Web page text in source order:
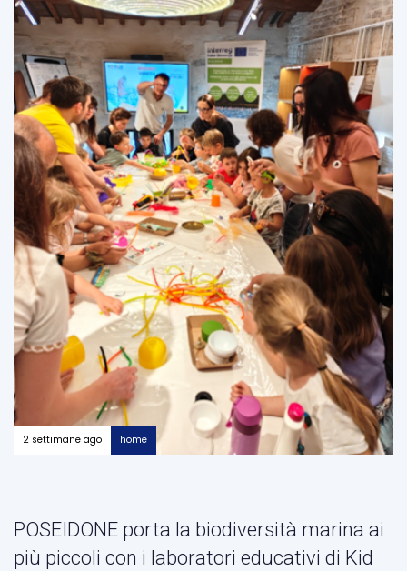
2 settimane ago home
POSEIDONE porta la biodiversità marina ai
più piccoli con i laboratori educativi di Kid